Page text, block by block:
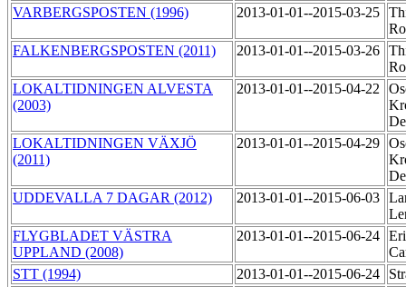
VARBERGSPOSTEN (1996)
2013-01-01--2015-03-25
FALKENBERGSPOSTEN (2011)
2013-01-01--2015-03-26
LOKALTIDNINGEN ALVESTA
(2003)
2013-01-01--2015-04-22
LOKALTIDNINGEN VÄXJÖ
(2011)
2013-01-01--2015-04-29
UDDEVALLA 7 DAGAR (2012)
2013-01-01--2015-06-03
FLYGBLADET VÄSTRA
UPPLAND (2008)
2013-01-01--2015-06-24
STT (1994)
2013-01-01--2015-06-24